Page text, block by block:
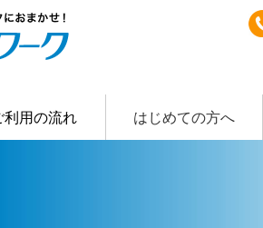
利用の流れ はじめての方へ